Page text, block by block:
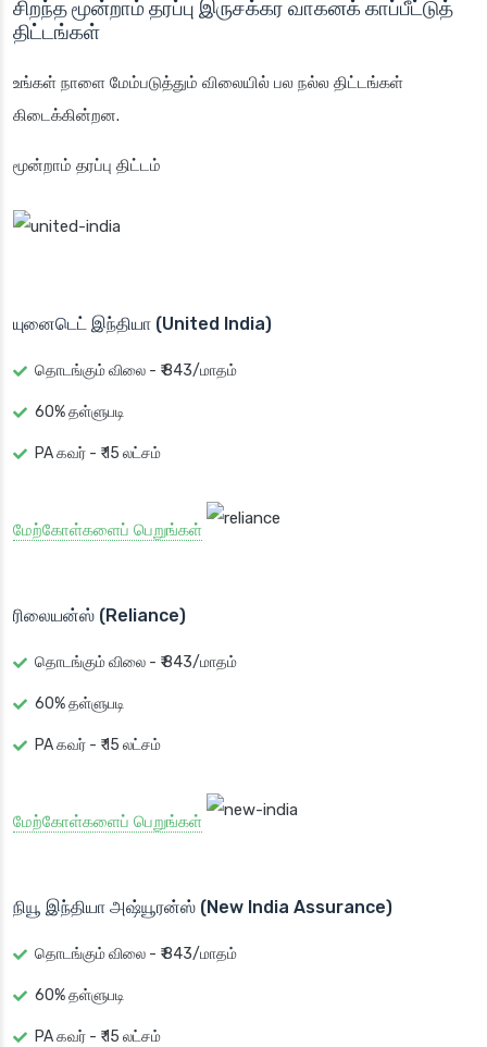
சிறந்த மூன்றாம் தரப்பு இருசக்கர வாகனக் காப்பீட்டுத்
திட்டங்கள்
உங்கள் நாளை மேம்படுத்தும் விலையில் பல நல்ல திட்டங்கள்
கிடைக்கின்றன.
மூன்றாம் தரப்பு திட்டம்
யுனைடெட் இந்தியா (United India)
தொடங்கும் விலை - ₹ 843/மாதம்
60% தள்ளுபடி
PA கவர் - ₹ 15 லட்சம்
மேற்கோள்களைப் பெறுங்கள்
ரிலையன்ஸ் (Reliance)
தொடங்கும் விலை - ₹ 843/மாதம்
60% தள்ளுபடி
PA கவர் - ₹ 15 லட்சம்
மேற்கோள்களைப் பெறுங்கள்
நியூ இந்தியா அஷ்யூரன்ஸ் (New India Assurance)
தொடங்கும் விலை - ₹ 843/மாதம்
60% தள்ளுபடி
PA கவர் - ₹ 15 லட்சம்